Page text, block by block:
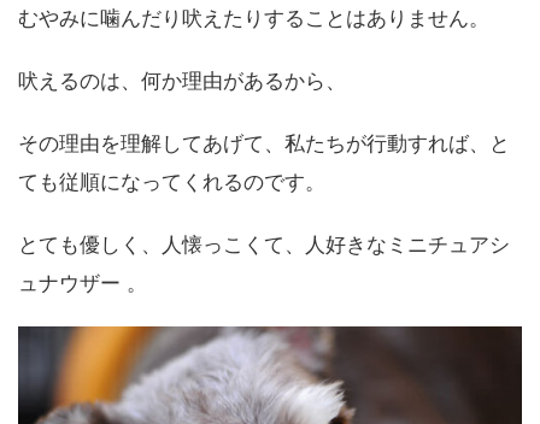
むやみに噛んだり吠えたりすることはありません。
吠えるのは、何か理由があるから、
その理由を理解してあげて、私たちが行動すれば、と
ても従順になってくれるのです。
とても優しく、人懐っこくて、人好きなミニチュアシ
ュナウザー 。